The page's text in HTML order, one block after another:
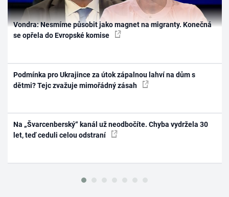
Vondra: Nesmíme působit jako magnet na migranty. Konečná
se opřela do Evropské komise
Podmínka pro Ukrajince za útok zápalnou lahví na dům s
dětmi? Tejc zvažuje mimořádný zásah
Na „Švarcenberský“ kanál už neodbočíte. Chyba vydržela 30
let, teď ceduli celou odstraní